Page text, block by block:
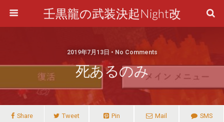
壬黒龍の武装決起Night改
2019年7月13日 • No Comments
死あるのみ
Share Tweet Pin Mail SMS